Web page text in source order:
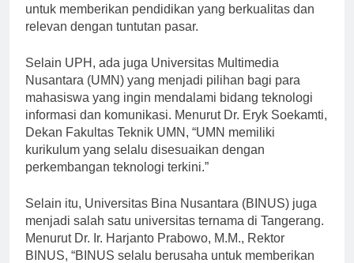
untuk memberikan pendidikan yang berkualitas dan
relevan dengan tuntutan pasar.
Selain UPH, ada juga Universitas Multimedia
Nusantara (UMN) yang menjadi pilihan bagi para
mahasiswa yang ingin mendalami bidang teknologi
informasi dan komunikasi. Menurut Dr. Eryk Soekamti,
Dekan Fakultas Teknik UMN, “UMN memiliki
kurikulum yang selalu disesuaikan dengan
perkembangan teknologi terkini.”
Selain itu, Universitas Bina Nusantara (BINUS) juga
menjadi salah satu universitas ternama di Tangerang.
Menurut Dr. Ir. Harjanto Prabowo, M.M., Rektor
BINUS, “BINUS selalu berusaha untuk memberikan